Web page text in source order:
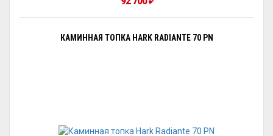
₽
КАМИННАЯ ТОПКА HARK RADIANTE 70 PN